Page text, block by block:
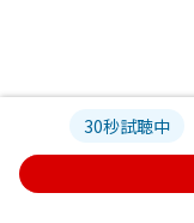
30秒試聴中